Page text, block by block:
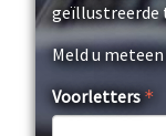
geïllustreerde
Meld u
Voorletters